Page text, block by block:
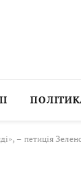
– петиція